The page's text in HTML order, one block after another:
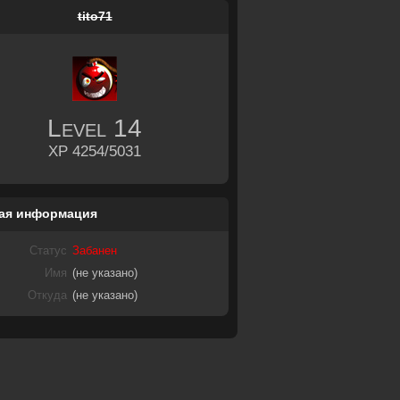
tito71
Level 14
XP 4254/5031
информация
Статус Забанен
Имя (не указано)
Откуда (не указано)